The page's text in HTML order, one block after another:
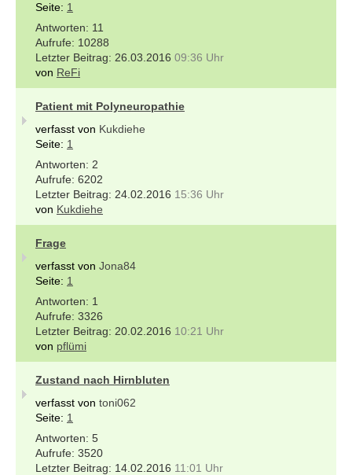
Seite: 1
11
10288
26.03.2016 09:36 Uhr
von ReFi
Patient mit Polyneuropathie
verfasst von Kukdiehe
Seite: 1
2
6202
24.02.2016 15:36 Uhr
von Kukdiehe
Frage
verfasst von Jona84
Seite: 1
1
3326
20.02.2016 10:21 Uhr
von pflümi
Zustand nach Hirnbluten
verfasst von toni062
Seite: 1
5
3520
14.02.2016 11:01 Uhr